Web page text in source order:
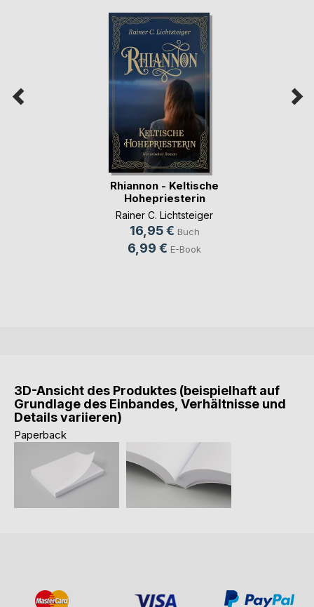
Rhiannon - Keltische
Hohepriesterin
Rainer C. Lichtsteiger
16,95 € Buch
6,99 € E-Book
3D-Ansicht des Produktes (beispielhaft auf
Grundlage des Einbandes, Verhältnisse und
Details variieren)
Paperback